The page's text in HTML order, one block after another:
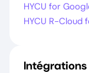
HYCU for
HYCU R-Cloud